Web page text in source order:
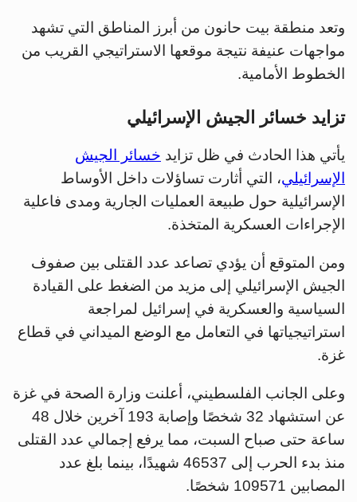
وتعد منطقة بيت حانون من أبرز المناطق التي تشهد
مواجهات عنيفة نتيجة موقعها الاستراتيجي القريب من
الخطوط الأمامية.
تزايد خسائر الجيش الإسرائيلي
يأتي هذا الحادث في ظل تزايد خسائر الجيش
الإسرائيلي، التي أثارت تساؤلات داخل الأوساط
الإسرائيلية حول طبيعة العمليات الجارية ومدى فاعلية
الإجراءات العسكرية المتخذة.
ومن المتوقع أن يؤدي تصاعد عدد القتلى بين صفوف
الجيش الإسرائيلي إلى مزيد من الضغط على القيادة
السياسية والعسكرية في إسرائيل لمراجعة
استراتيجياتها في التعامل مع الوضع الميداني في قطاع
غزة.
وعلى الجانب الفلسطيني، أعلنت وزارة الصحة في غزة
عن استشهاد 32 شخصًا وإصابة 193 آخرين خلال 48
ساعة حتى صباح السبت، مما يرفع إجمالي عدد القتلى
منذ بدء الحرب إلى 46537 شهيدًا، بينما بلغ عدد
المصابين 109571 شخصًا.